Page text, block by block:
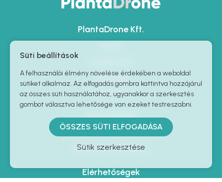
PlantaDrone Kft.
Kapcsolat
Impresszum
Információk
Adatkezelési nyilatkozat
Elérhetőségek
Süti beállítások
A felhasználói élmény növelése érdekében a weboldal
sütiket alkalmaz. Az elfogadás gombra kattintva hozzájárul
az összes süti használatához, ugyanakkor a szerkesztés
gombot választva lehetősége van ezeket testreszabni.
ÖSSZES SÜTI ELFOGADÁSA
Sütik szerkesztése